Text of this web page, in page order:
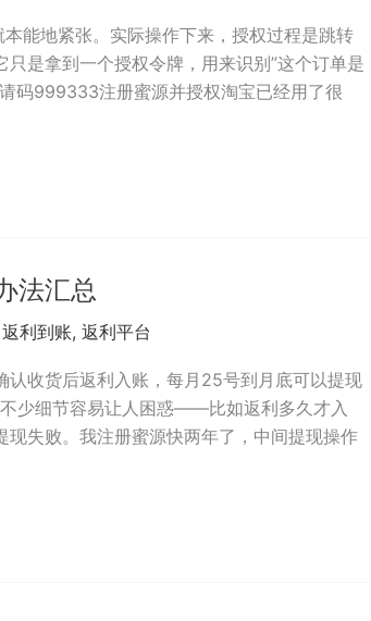
能地紧张。实际操作下来，授权过程是跳转
是拿到一个授权令牌，用来识别”这个订单是
码999333注册蜜源并授权淘宝已经用了很
法汇总
返利到账, 返利平台
收货后返利入账，每月25号到月底可以提现
少细节容易让人困惑——比如返利多久才入
失败。我注册蜜源快两年了，中间提现操作